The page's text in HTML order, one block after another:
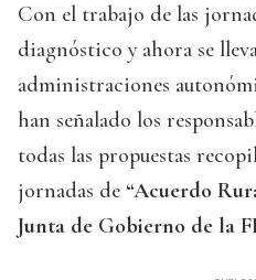
Con el trabajo de las
diagnóstico y ahora se
administraciones
han señalado los
todas las propuestas
jornadas de “Acuerdo
Junta de Gobierno de la